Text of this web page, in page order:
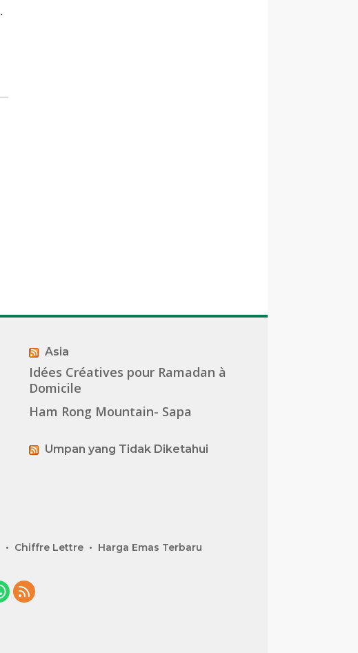
Asia
Idées Créatives pour Ramadan à
Domicile
Ham Rong Mountain- Sapa
Umpan yang Tidak Diketahui
Chiffre Lettre Harga Emas Terbaru